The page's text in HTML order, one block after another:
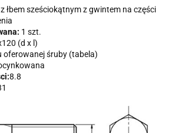
łbem sześciokątnym z gwintem na części
1 szt.
(d x l)
oferowanej śruby (tabela)
8.8